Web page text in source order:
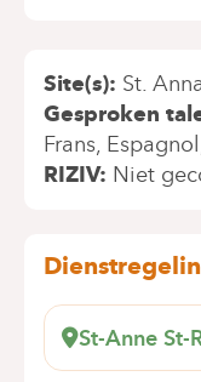
Site(s) St.
Gesproken
Frans Espagnol
RIZIV Niet
St-Anne St-
Boulevard